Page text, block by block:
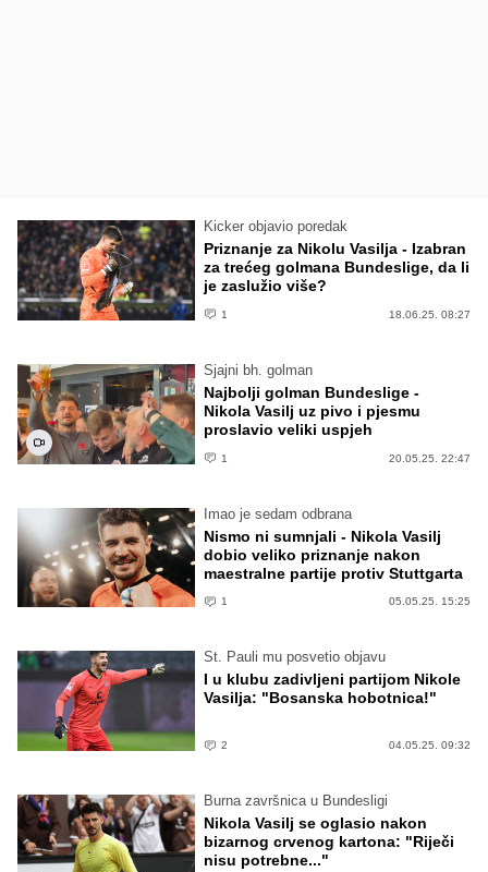
Kicker objavio poredak
Priznanje za Nikolu Vasilja - Izabran
za trećeg golmana Bundeslige, da li
je zaslužio više?
1 18.06.25. 08:27
Sjajni bh. golman
Najbolji golman Bundeslige -
Nikola Vasilj uz pivo i pjesmu
proslavio veliki uspjeh
1 20.05.25. 22:47
Imao je sedam odbrana
Nismo ni sumnjali - Nikola Vasilj
dobio veliko priznanje nakon
maestralne partije protiv Stuttgarta
1 05.05.25. 15:25
St. Pauli mu posvetio objavu
I u klubu zadivljeni partijom Nikole
Vasilja: "Bosanska hobotnica!"
2 04.05.25. 09:32
Burna završnica u Bundesligi
Nikola Vasilj se oglasio nakon
bizarnog crvenog kartona: "Riječi
nisu potrebne..."